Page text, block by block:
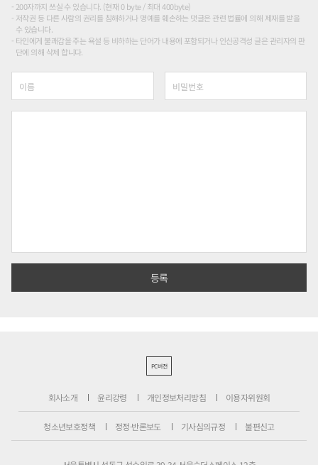
200자까지 쓰실 수 있습니다. (현재 0 byte / 최대 400byte)
저작권 등 다른 사람의 권리를 침해하거나 명예를 훼손하는 댓글은 관련 법률에 의해 제재를 받을
수 있습니다.
타인에게 불쾌감을 주는 욕설 등 비하하는 단어가 내용에 포함되거나 인신공격성 글은 관리자의 판
단에 의해 삭제 합니다.
PC버전
회사소개 윤리강령 개인정보처리방침 이용자위원회
청소년보호정책 정정·반론보도 기사심의규정 불편신고